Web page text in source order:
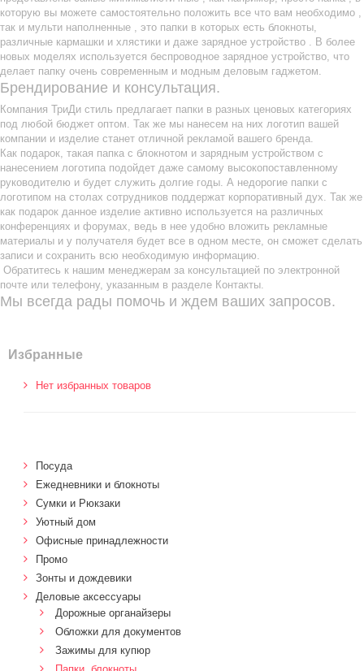
которую вы можете самостоятельно положить все что вам необходимо ,
так и мульти наполненные , это папки в которых есть блокноты,
различные кармашки и хлястики и даже зарядное устройство . В более
новых моделях используется беспроводное зарядное устройство, что
делает папку очень современным и модным деловым гаджетом.
Брендирование и консультация.
Компания ТриДи стиль предлагает папки в разных ценовых категориях
под любой бюджет оптом. Так же мы нанесем на них логотип вашей
компании и изделие станет отличной рекламой вашего бренда.
Как подарок, такая папка с блокнотом и зарядным устройством с
нанесением логотипа подойдет даже самому высокопоставленному
руководителю и будет служить долгие годы. А недорогие папки с
логотипом на столах сотрудников поддержат корпоративный дух. Так же
как подарок данное изделие активно используется на различных
конференциях и форумах, ведь в нее удобно вложить рекламные
материалы и у получателя будет все в одном месте, он сможет сделать
записи и сохранить всю необходимую информацию.
Обратитесь к нашим менеджерам за консультацией по электронной
почте или телефону, указанным в разделе Контакты.
Мы всегда рады помочь и ждем ваших запросов.
Избранные
Нет избранных товаров
Посуда
Ежедневники и блокноты
Сумки и Рюкзаки
Уютный дом
Офисные принадлежности
Промо
Зонты и дождевики
Деловые аксессуары
Дорожные органайзеры
Обложки для документов
Зажимы для купюр